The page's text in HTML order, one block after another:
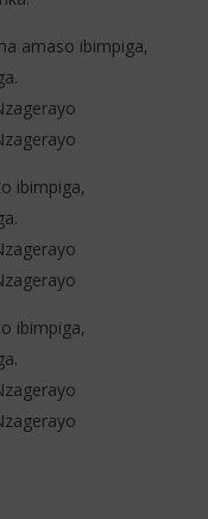
amaso ibimpiga,
ibimpiga,
ibimpiga,